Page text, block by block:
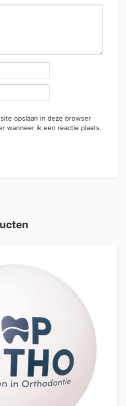
opslaan in deze browser
wanneer ik een reactie plaats.